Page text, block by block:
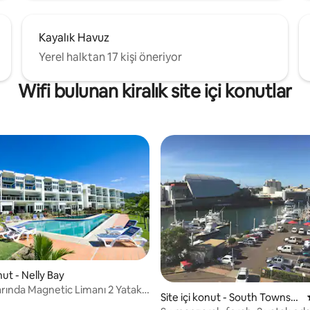
Kayalık Havuz
Yerel halktan 17 kişi öneriyor
Wifi bulunan kiralık site içi konutlar
- Nelly Bay
Magnetic Limanı 2 Yatak
Site içi konut - South Townsvil